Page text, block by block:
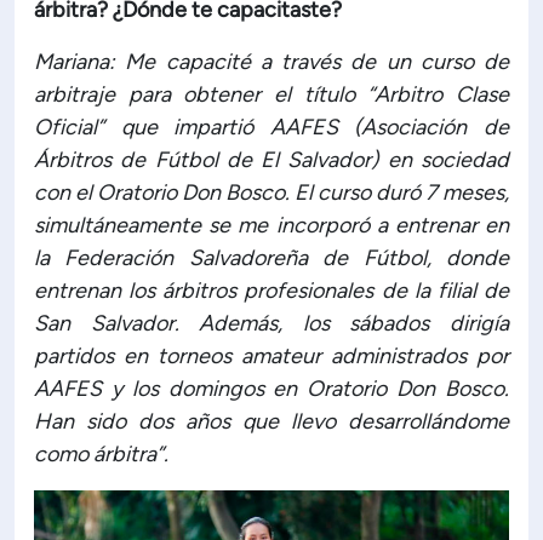
árbitra? ¿Dónde te capacitaste?
Mariana: Me capacité a través de un curso de
arbitraje para obtener el título “Arbitro Clase
Oficial” que impartió AAFES (Asociación de
Árbitros de Fútbol de El Salvador) en sociedad
con el Oratorio Don Bosco. El curso duró 7 meses,
simultáneamente se me incorporó a entrenar en
la Federación Salvadoreña de Fútbol, donde
entrenan los árbitros profesionales de la filial de
San Salvador. Además, los sábados dirigía
partidos en torneos amateur administrados por
AAFES y los domingos en Oratorio Don Bosco.
Han sido dos años que llevo desarrollándome
como árbitra”.